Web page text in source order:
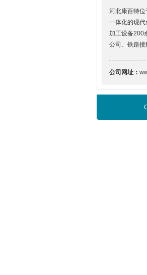
河北康百特
一体化的现
加工设备200
公司、铁路接
公司网址：